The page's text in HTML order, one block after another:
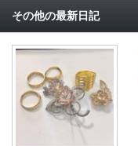
その他の最新日記